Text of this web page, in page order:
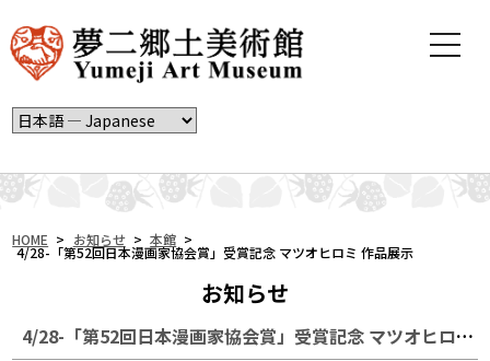
t
n
i
o
HOME > お知らせ > 本館 >
4/28-「第52回日本漫画家協会賞」受賞記念 マツオヒロミ 作品展示
お知らせ
4/28-「第52回日本漫画家協会賞」受賞記念 マツオヒロミ 作品展示